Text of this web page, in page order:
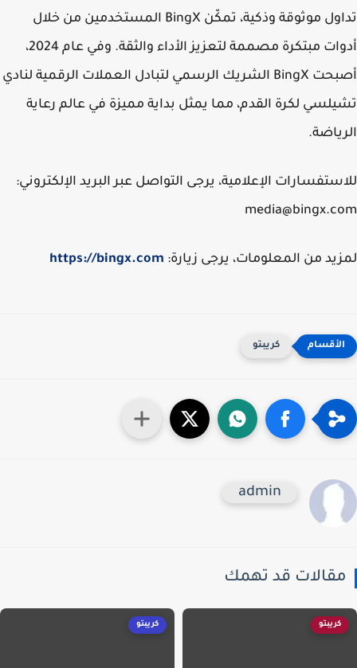
تداول موثوقة وذكية، تمكّن BingX المستخدمين من خلال
أدوات مبتكرة مصممة لتعزيز الأداء والثقة. وفي عام 2024،
أصبحت BingX الشريك الرسمي لتبادل العملات الرقمية لنادي
لكرة القدم، مما يمثل بداية مميزة في عالم رعاية
الإعلامية، يرجى التواصل عبر البريد الإلكتروني:
من المعلومات، يرجى زيارة:https://bingx.com
كريبتو
admin
قد تهمك
كريبتو كريبتو